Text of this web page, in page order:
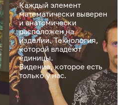
Каждый элемент
математически выверен
и анатомически
расположен на
изделии. Технология,
которой владеют
единицы.
Видение, которое есть
только у нас.